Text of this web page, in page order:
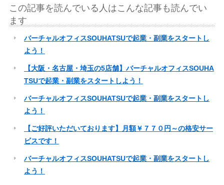
この記事を読んでいる人はこんな記事も読んでい
ます
バーチャルオフィスSOUHATSUで起業・副業をスタートし
よう！
【大阪・名古屋・埼玉の5店舗】バーチャルオフィスSOUHA
TSUで起業・副業をスタートしよう！
バーチャルオフィスSOUHATSUで起業・副業をスタートし
よう！
【ご好評いただいております】月額￥７７０円～の格安サー
ビスです！
バーチャルオフィスSOUHATSUで起業・副業をスタートし
よう！